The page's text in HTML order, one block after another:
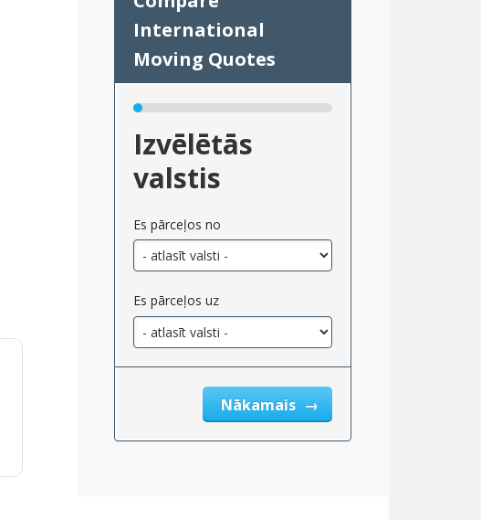
Izvēlētās
valstis
Es pārceļos no
Es pārceļos uz
Nākamais